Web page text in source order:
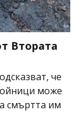
Втората
че
може
смъртта им